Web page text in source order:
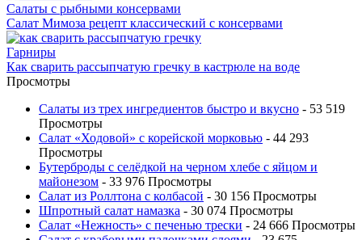
Салаты с рыбными консервами
Салат Мимоза рецепт классический с консервами
Гарниры
Как сварить рассыпчатую гречку в кастрюле на воде
Просмотры
Салаты из трех ингредиентов быстро и вкусно - 53 519
Просмотры
Салат «Ходовой» с корейской морковью - 44 293
Просмотры
Бутерброды с селёдкой на черном хлебе с яйцом и
майонезом - 33 976 Просмотры
Салат из Роллтона с колбасой - 30 156 Просмотры
Шпротный салат намазка - 30 074 Просмотры
Салат «Нежность» с печенью трески - 24 666 Просмотры